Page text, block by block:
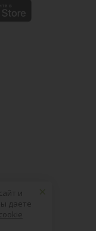
×
и
даете